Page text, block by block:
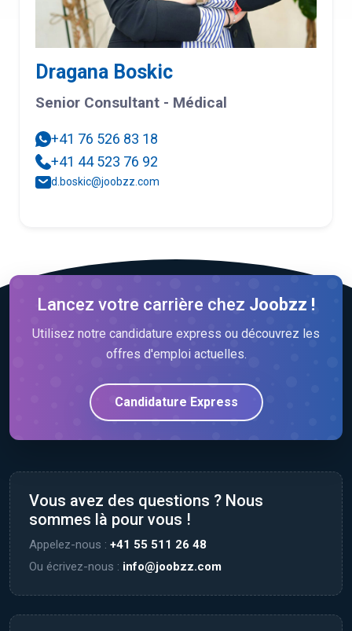
Dragana Boskic
Senior Consultant - Médical
+41 76 526 83 18
+41 44 523 76 92
d.boskic@joobzz.com
Lancez votre carrière chez Joobzz !
Utilisez notre candidature express ou découvrez les
offres d'emploi actuelles.
Candidature Express
Vous avez des questions ? Nous
sommes là pour vous !
Appelez-nous : +41 55 511 26 48
Ou écrivez-nous : info@joobzz.com